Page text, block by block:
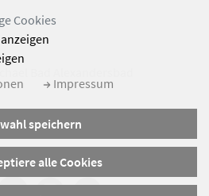
Datenschutz
Cookies
Impressum
speichern
alle Cookies